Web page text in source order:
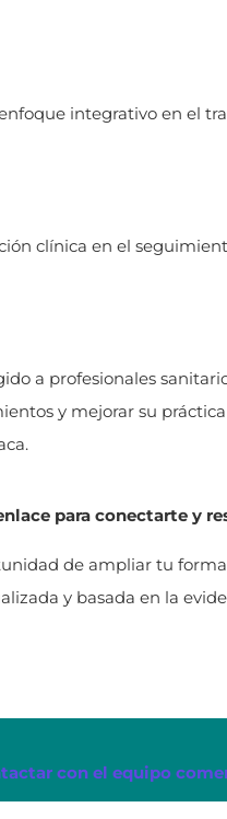
integrativo en el
clínica en el
a profesionales
y mejorar su
para conectarte y
de ampliar tu
y basada en la
con el equipo